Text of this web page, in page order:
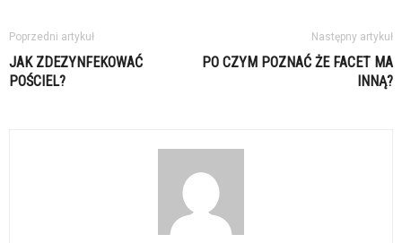
Poprzedni artykuł
JAK ZDEZYNFEKOWAĆ
POŚCIEL?
Następny artykuł
PO CZYM POZNAĆ ŻE FACET MA
INNĄ?